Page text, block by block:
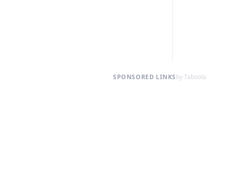
SPONSORED LINKSby Taboola